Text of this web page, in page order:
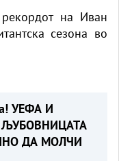
на Иван
сезона во
УЕФА И
ДА МОЛЧИ